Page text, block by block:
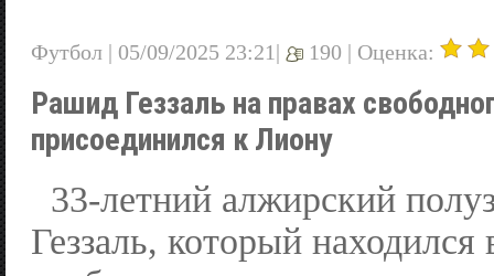
Футбол | 05/09/2025 23:21| 190 | Оценка:
Рашид Геззаль на правах
присоединился к Лиону
33-летний алжирский
Геззаль, который находился